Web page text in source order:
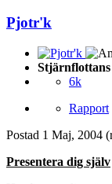
Pjotr'k
Stjärnflottans
6k
Rapport
Postad 1 Maj, 2004
Presentera dig själv